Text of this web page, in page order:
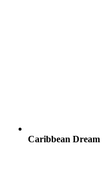
Caribbean Dream